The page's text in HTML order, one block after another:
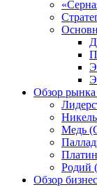
Обзор рынка
Медь
Родий
Обзор